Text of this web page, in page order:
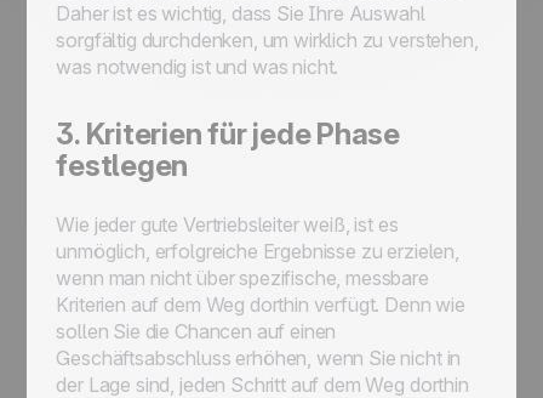
Daher ist es wichtig, dass Sie Ihre Auswahl
sorgfältig durchdenken, um wirklich zu verstehen,
was notwendig ist und was nicht.
3. Kriterien für jede Phase
festlegen
Wie jeder gute Vertriebsleiter weiß, ist es
unmöglich, erfolgreiche Ergebnisse zu erzielen,
wenn man nicht über spezifische, messbare
Kriterien auf dem Weg dorthin verfügt. Denn wie
sollen Sie die Chancen auf einen
Geschäftsabschluss erhöhen, wenn Sie nicht in
der Lage sind, jeden Schritt auf dem Weg dorthin